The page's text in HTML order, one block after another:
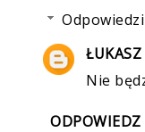
Odpowiedzi
ŁUKASZ
Nie
ODPOWIEDZ